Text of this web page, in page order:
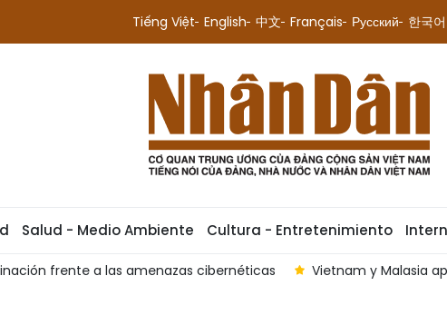
Tiếng Việt English 中文 Français Русский 한국어
Salud - Medio Ambiente Cultura - Entretenimiento
profundizar su Asociación Estratégica Integral Vietnam y